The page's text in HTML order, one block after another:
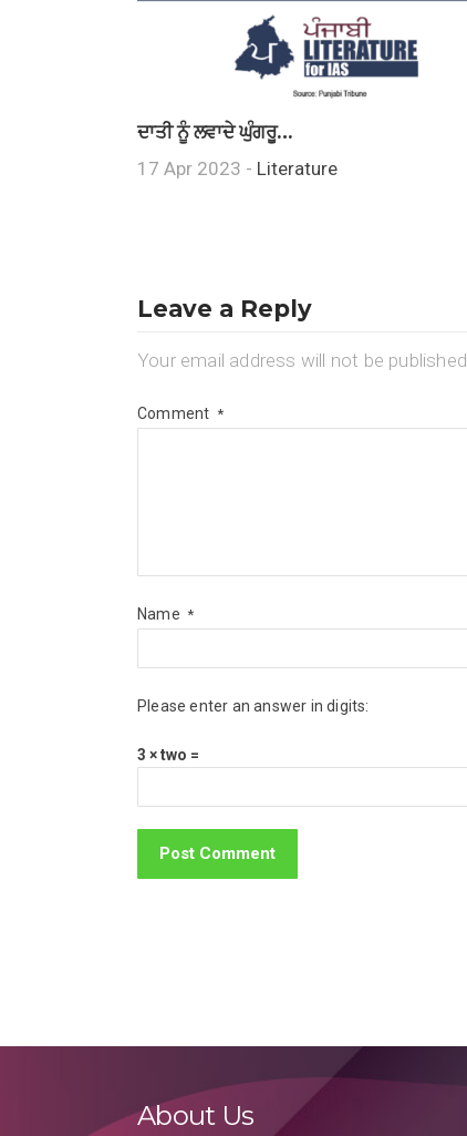
ਦਾਤੀ ਨੂੰ ਲਵਾਦੇ ਘੁੰਗਰੂ…
17 Apr 2023 - Literature
Leave a Reply
Your email address will not be published.
Comment *
Name *
Please enter an answer in digits:
3 × two =
About Us